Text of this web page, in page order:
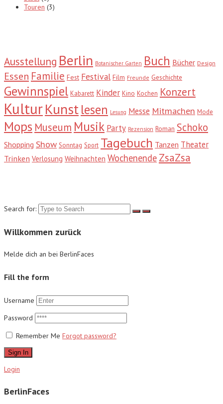
Touren (3)
Ausstellung Berlin Botanischer Garten Buch Bücher Design
Essen Familie Fest Festival Film Freunde Geschichte
Gewinnspiel Kabarett Kinder Kino Kochen Konzert
KulturKunstlesen Lesung Messe Mitmachen Mode
Mops Museum Musik Party Rezension Roman Schoko
Shopping Show Sonntag Sport Tagebuch Tanzen Theater
Trinken Verlosung Weihnachten Wochenende ZsaZsa
Search for:
Willkommen zurück
Melde dich an bei BerlinFaces
Fill the form
Username
Password
Remember Me Forgot password?
Sign In
Login
BerlinFaces